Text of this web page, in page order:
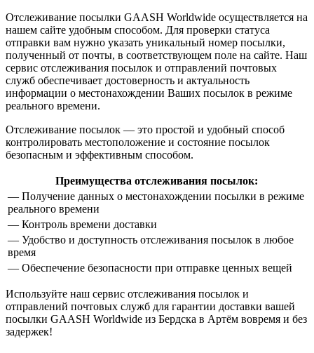
Отслеживание посылки GAASH Worldwide осуществляется на
нашем сайте удобным способом. Для проверки статуса
отправки вам нужно указать уникальный номер посылки,
полученный от почты, в соответствующем поле на сайте. Наш
сервис отслеживания посылок и отправлений почтовых
служб обеспечивает достоверность и актуальность
информации о местонахождении Ваших посылок в режиме
реального времени.
Отслеживание посылок — это простой и удобный способ
контролировать местоположение и состояние посылок
безопасным и эффективным способом.
Преимущества отслеживания посылок:
— Получение данных о местонахождении посылки в режиме
реального времени
— Контроль времени доставки
— Удобство и доступность отслеживания посылок в любое
время
— Обеспечение безопасности при отправке ценных вещей
Используйте наш сервис отслеживания посылок и
отправлений почтовых служб для гарантии доставки вашей
посылки GAASH Worldwide из Бердска в Артём вовремя и без
задержек!